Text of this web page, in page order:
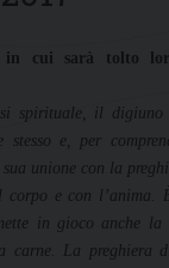
in cui sarà tolto
spirituale, il
e, per
unione con la
corpo e con l’anima.
in gioco anche
carne. La preghiera